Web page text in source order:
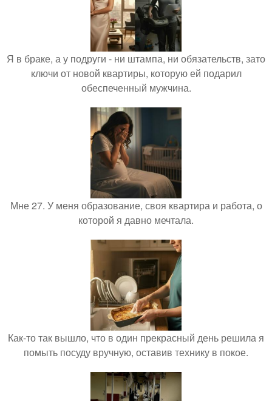
Я в браке, а у подруги - ни штампа, ни обязательств, зато
ключи от новой квартиры, которую ей подарил
обеспеченный мужчина.
Мне 27. У меня образование, своя квартира и работа, о
которой я давно мечтала.
Как-то так вышло, что в один прекрасный день решила я
помыть посуду вручную, оставив технику в покое.